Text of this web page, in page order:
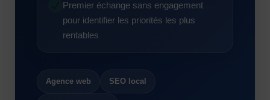
Premier échange sans engagement
pour identifier les priorités les plus
rentables
Agence web SEO local